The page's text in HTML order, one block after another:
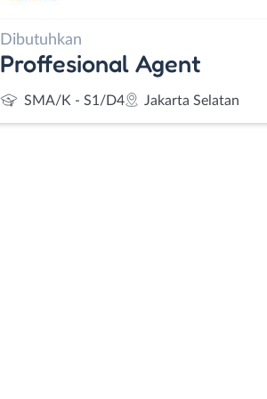
Dibutuhkan
Proffesional Agent
SMA/K - S1/D4 Jakarta Selatan